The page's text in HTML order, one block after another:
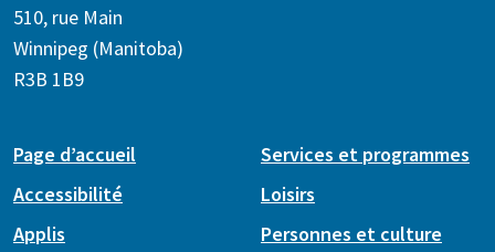
510, rue Main
Winnipeg (Manitoba)
R3B 1B9
Page d’accueil
Accessibilité
Applis
Services et programmes
Loisirs
Personnes et culture